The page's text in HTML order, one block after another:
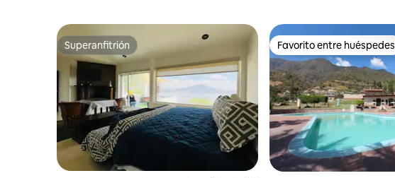
Superanfitrión
Superanfitrión Favorito entre huéspedes
Favorito entre huéspedes